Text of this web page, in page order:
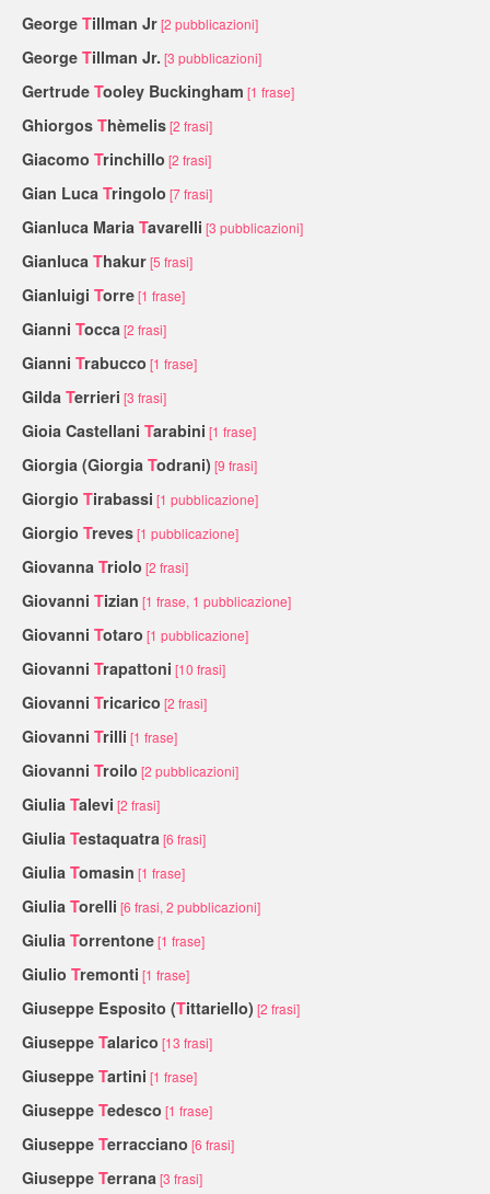
George Tillman Jr[2 pubblicazioni]
George Tillman Jr. [3 pubblicazioni]
Gertrude Tooley Buckingham [1 frase]
Ghiorgos Thèmelis[2 frasi]
Giacomo Trinchillo [2 frasi]
Gian Luca Tringolo [7 frasi]
Gianluca Maria Tavarelli [3 pubblicazioni]
Gianluca Thakur[5 frasi]
Gianluigi Torre[1 frase]
Gianni Tocca [2 frasi]
Gianni Trabucco [1 frase]
Gilda Terrieri [3 frasi]
Gioia Castellani Tarabini [1 frase]
Giorgia (Giorgia Todrani) [9 frasi]
Giorgio Tirabassi [1 pubblicazione]
Giorgio Treves[1 pubblicazione]
Giovanna Triolo [2 frasi]
Giovanni Tizian [1 frase, 1 pubblicazione]
Giovanni Totaro [1 pubblicazione]
Giovanni Trapattoni [10 frasi]
Giovanni Tricarico [2 frasi]
Giovanni Trilli [1 frase]
Giovanni Troilo [2 pubblicazioni]
Giulia Talevi [2 frasi]
Giulia Testaquatra [6 frasi]
Giulia Tomasin [1 frase]
Giulia Torelli [6 frasi, 2 pubblicazioni]
Giulia Torrentone[1 frase]
Giulio Tremonti [1 frase]
Giuseppe Esposito (Tittariello) [2 frasi]
Giuseppe Talarico [13 frasi]
Giuseppe Tartini [1 frase]
Giuseppe Tedesco [1 frase]
Giuseppe Terracciano [6 frasi]
Giuseppe Terrana [3 frasi]